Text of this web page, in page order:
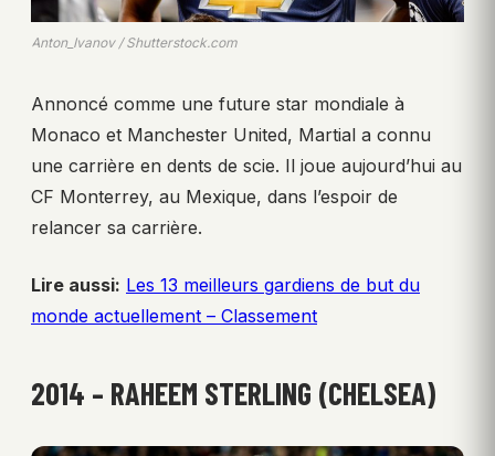
Anton_Ivanov / Shutterstock.com
Annoncé comme une future star mondiale à
Monaco et Manchester United, Martial a connu
une carrière en dents de scie. Il joue aujourd’hui au
CF Monterrey, au Mexique, dans l’espoir de
relancer sa carrière.
Lire aussi: Les 13 meilleurs gardiens de but du
monde actuellement – Classement
2014 – RAHEEM STERLING (CHELSEA)